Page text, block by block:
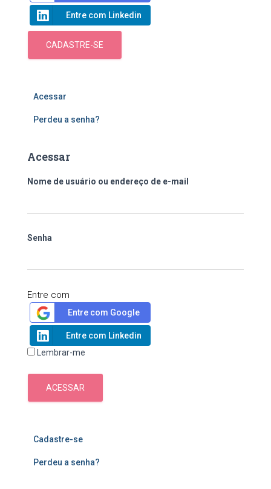
Entre com Linkedin
CADASTRE-SE
Acessar
Perdeu a senha?
Acessar
Nome de usuário ou endereço de e-mail
Senha
Entre com
Entre com Google
Entre com Linkedin
Lembrar-me
ACESSAR
Cadastre-se
Perdeu a senha?